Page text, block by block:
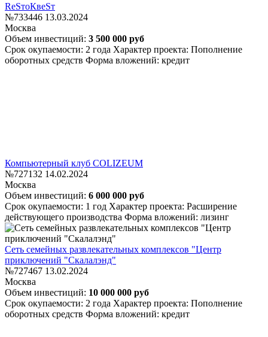
ReSтоКвеSт
№733446 13.03.2024
Москва
Объем инвестиций: 3 500 000 руб
Срок окупаемости: 2 года Характер проекта: Пополнение
оборотных средств Форма вложений: кредит
Компьютерный клуб COLIZEUM
№727132 14.02.2024
Москва
Объем инвестиций: 6 000 000 руб
Срок окупаемости: 1 год Характер проекта: Расширение
действующего производства Форма вложений: лизинг
Сеть семейных развлекательных комплексов "Центр
приключений "Скалалэнд"
№727467 13.02.2024
Москва
Объем инвестиций: 10 000 000 руб
Срок окупаемости: 2 года Характер проекта: Пополнение
оборотных средств Форма вложений: кредит